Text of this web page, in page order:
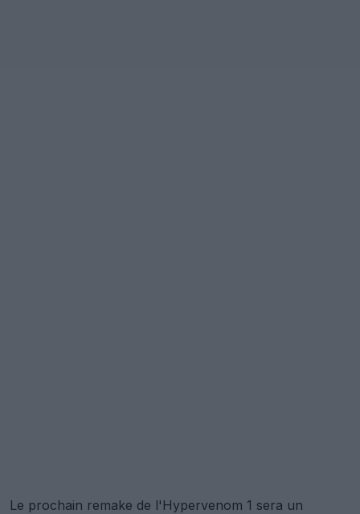
Le prochain remake de l'Hypervenom 1 sera un